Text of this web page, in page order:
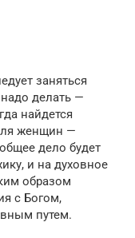
заняться
делать —
найдется
женщин —
дело будет
и на духовное
образом
с Богом,
путем.